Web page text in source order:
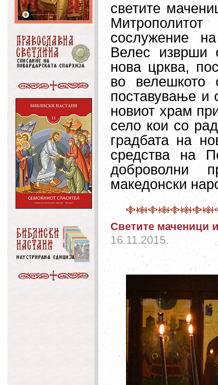
светите
сослужение
Велес изврши
нова црква,
во
поставување и
новиот храм
село кои со
градбата на
средства на
доброволни
македонски
Светите маченици
16.11.2015.